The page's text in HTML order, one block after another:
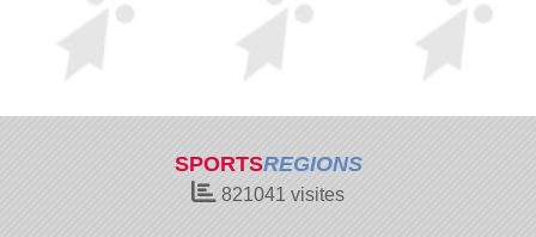
SPORTSREGIONS
821041 visites